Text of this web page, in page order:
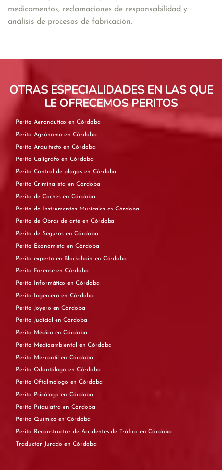
medicamentos, reclamaciones de responsabilidad y
análisis de procesos de fabricación.
OTRAS ESPECIALIDADES EN LAS QUE
LE OFRECEMOS PERITOS
Perito Aeronáutico en Córdoba
Perito Agrónomo en Córdoba
Perito Arquitecto en Córdoba
Perito Calígrafo en Córdoba
Perito Control de plagas en Córdoba
Perito Criminalista en Córdoba
Perito de Coches en Córdoba
Perito de Instrumentos Musicales en Córdoba
Perito de Obras de arte en Córdoba
Perito de Seguros en Córdoba
Perito Economista en Córdoba
Perito experto en Blockchain en Córdoba
Perito Forense en Córdoba
Perito Informático en Córdoba
Perito Ingeniero en Córdoba
Perito Joyero en Córdoba
Perito Judicial en Córdoba
Perito Médico en Córdoba
Perito Medioambiental en Córdoba
Perito Mercantil en Córdoba
Perito Odontólogo en Córdoba
Perito Oftalmólogo en Córdoba
Perito Psicólogo en Córdoba
Perito Psiquiatra en Córdoba
Perito Químico en Córdoba
Perito Reconstructor de Accidentes de Tráfico en Córdoba
Traductor Jurado en Córdoba